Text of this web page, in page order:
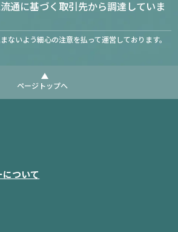
通に基づく取引先から調達していま
ないよう細心の注意を払って運営しております。
ページトップへ
ついて